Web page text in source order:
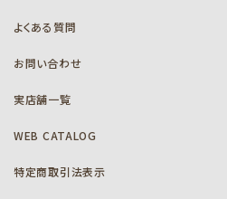
よくある質問
お問い合わせ
実店舗一覧
WEB CATALOG
特定商取引法表示